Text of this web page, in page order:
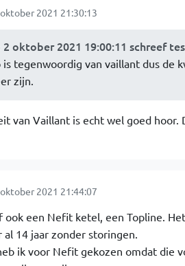
2021 21:30:13
2 oktober 2021 19:00:11 schreef
is tegenwoordig van vaillant dus de
zijn.
van Vaillant is echt wel goed
2021 21:44:07
ook een Nefit ketel, een Topline.
al 14 jaar zonder storingen.
ik voor Nefit gekozen omdat die